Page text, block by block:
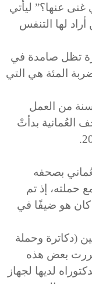
عنها؟” ليأتي
لها التنفس
تظل صامدة في
الضربة المئة هي التي
سنوات ونصف السنة من العمل
العُمانية بدأتْ
بصحفه
حملته، إذ تم
كان هو ضيفًا في
(دكاترة وحملة
قررت بعض هذه
لديها لجهاز